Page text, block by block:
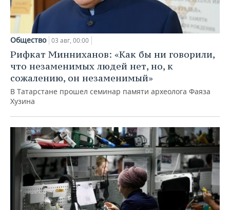
Общество 03 авг, 00:00
Рифкат Минниханов: «Как бы ни говорили,
что незаменимых людей нет, но, к
сожалению, он незаменимый»
В Татарстане прошел семинар памяти археолога Фаяза
Хузина